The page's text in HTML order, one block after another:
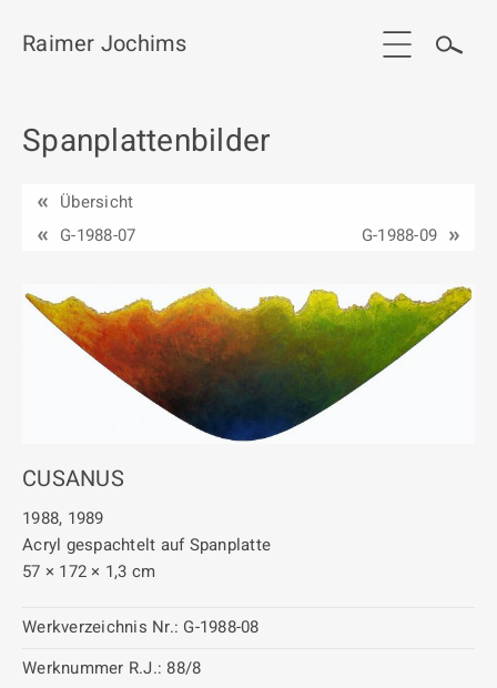
Start
Werkgruppen / Work groups
Vita
Publikationen
Raimer Jochims
Spanplattenbilder
Übersicht
G-1988-07
G-1988-09
CUSANUS
1988, 1989
Acryl gespachtelt auf Spanplatte
57 × 172 × 1,3 cm
Werkverzeichnis Nr.: G-1988-08
Werknummer R.J.: 88/8